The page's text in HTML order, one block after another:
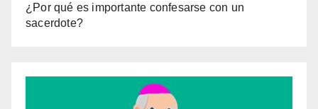
¿Por qué es importante confesarse con un
sacerdote?